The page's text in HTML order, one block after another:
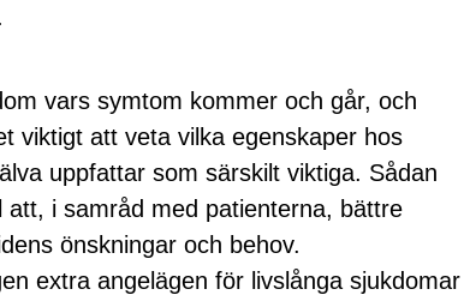
vars symtom kommer och går, och
viktigt att veta vilka egenskaper hos
uppfattar som särskilt viktiga. Sådan
att, i samråd med patienterna, bättre
önskningar och behov.
extra angelägen för livslånga sjukdomar